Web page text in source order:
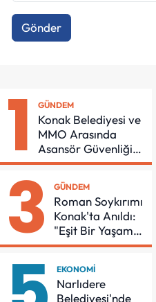
Gönder
1 GÜNDEM
Konak Belediyesi ve
MMO Arasında
Asansör Güvenliği
İçin Önemli Protokol
3 GÜNDEM
Roman Soykırımı
Konak'ta Anıldı:
"Eşit Bir Yaşam
İçin Mücadeleyi
EKONOMI
Narlıdere
Belediyesi'nde